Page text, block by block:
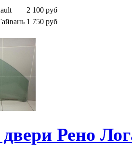
2 100 руб
1 750 руб
Рено